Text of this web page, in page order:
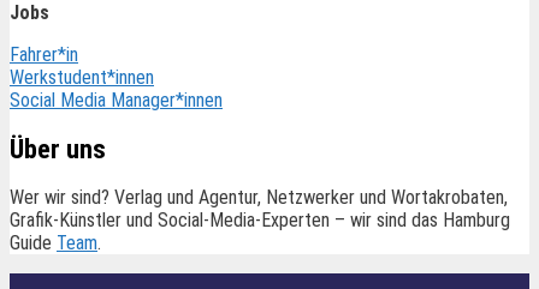
Jobs
Fahrer*in
Werkstudent*innen
Social Media Manager*innen
Über uns
Wer wir sind? Verlag und Agentur, Netzwerker und Wortakrobaten,
Grafik-Künstler und Social-Media-Experten – wir sind das Hamburg
Guide Team.